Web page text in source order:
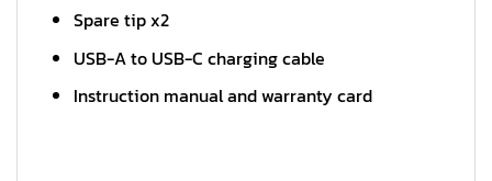
Spare tip x2
USB-A to USB-C charging cable
Instruction manual and warranty card